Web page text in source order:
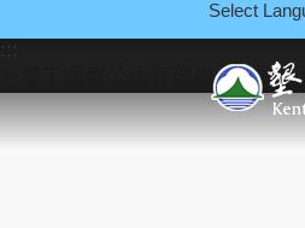
Select
:::